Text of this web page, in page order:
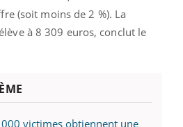
(soit moins de 2 %). La
à 8 309 euros, conclut le
victimes obtiennent une